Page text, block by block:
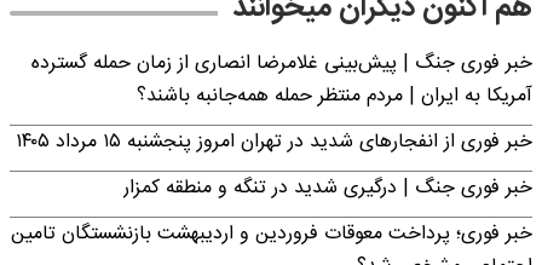
خبر فوری جنگ | پیش‌بینی غلامرضا انصاری از زمان حمله گسترده
آمریکا به ایران | مردم منتظر حمله همه‌جانبه باشند؟
خبر فوری از انفجارهای شدید در تهران امروز پنجشنبه ۱۵ مرداد ۱۴۰۵
خبر فوری جنگ | درگیری شدید در تنگه و منطقه کمزار
خبر فوری؛ پرداخت معوقات فروردین و اردیبهشت بازنشستگان تامین